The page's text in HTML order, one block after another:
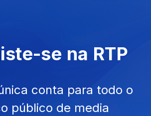
se na RTP
conta para todo o
público de media